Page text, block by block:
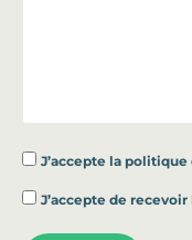
J’accepte la politique
J’accepte de